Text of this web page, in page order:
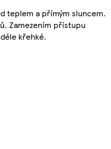
teplem a přímým sluncem.
Zamezením přístupu
křehké.